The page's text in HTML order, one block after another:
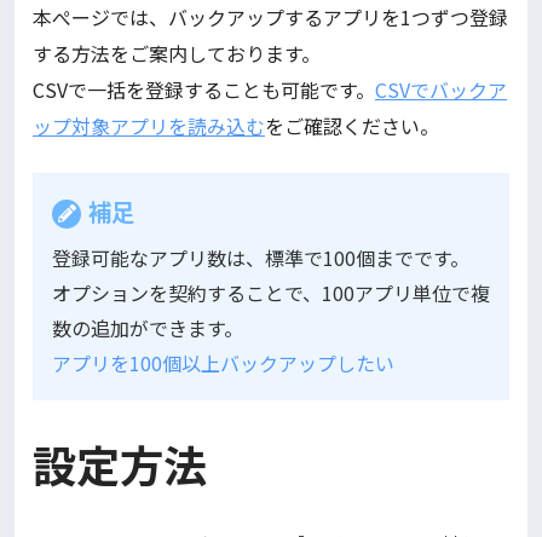
本ぺージでは、バックアップするアプリを1つずつ登録
する方法をご案内しております。
CSVで一括を登録することも可能です。 CSVでバックア
ップ対象アプリを読み込むをご確認ください。
補足
登録可能なアプリ数は、標準で100個までです。
オプションを契約することで、100アプリ単位で複
数の追加ができます。
アプリを100個以上バックアップしたい
設定方法